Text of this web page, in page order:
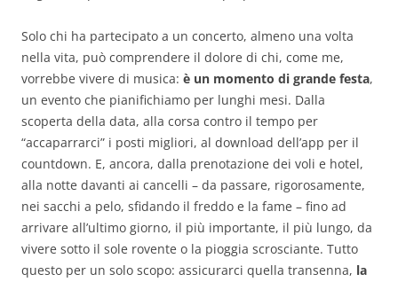
Solo chi ha partecipato a un concerto, almeno una volta
nella vita, può comprendere il dolore di chi, come me,
vorrebbe vivere di musica: è un momento di grande festa,
un evento che pianifichiamo per lunghi mesi. Dalla
scoperta della data, alla corsa contro il tempo per
“accaparrarci” i posti migliori, al download dell’app per il
countdown. E, ancora, dalla prenotazione dei voli e hotel,
alla notte davanti ai cancelli – da passare, rigorosamente,
nei sacchi a pelo, sfidando il freddo e la fame – fino ad
arrivare all’ultimo giorno, il più importante, il più lungo, da
vivere sotto il sole rovente o la pioggia scrosciante. Tutto
questo per un solo scopo: assicurarci quella transenna, la